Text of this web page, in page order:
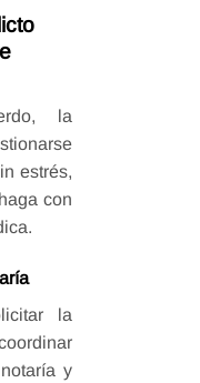
la
estrés,
con
la
y